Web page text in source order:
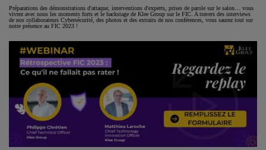
Préparations des démonstrations d'attaque, interventions d'experts, prises de parole sur le salon… vous
vivrez avec nous les moments forts et le backstage de Klee Group sur le FIC. A travers des interviews
de nos collaborateurs Cybersécurité, des photos et des extraits de nos conférences, vous saurez tout sur
notre présence au FIC 2023 !